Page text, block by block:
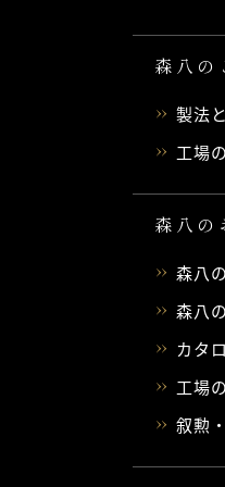
森八の
製法
工場
森八の
森八
森八
カタ
工場
叙勲